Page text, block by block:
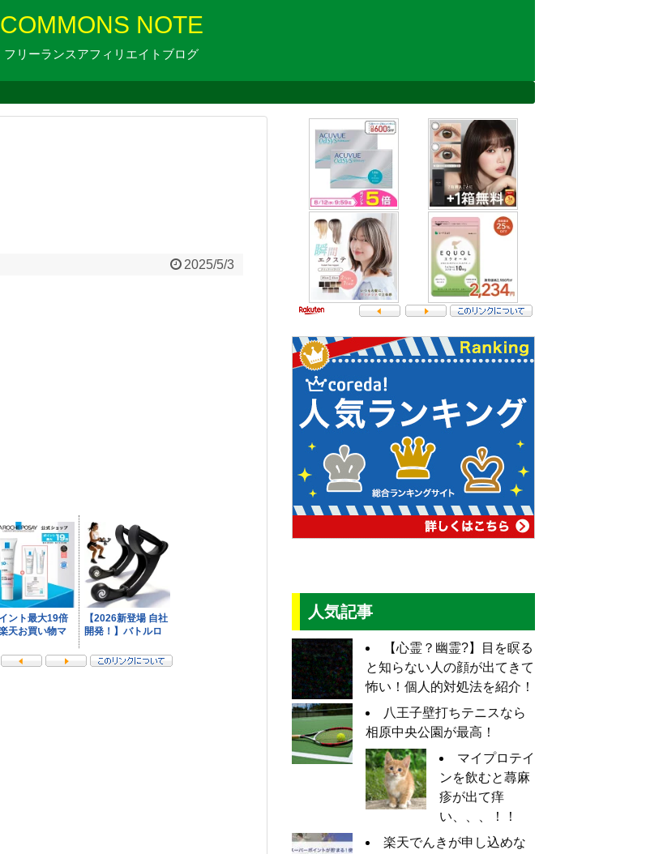
COMMONS NOTE
フリーランスアフィリエイトブログ
2025/5/3
人気記事
【心霊？幽霊?】目を瞑る
と知らない人の顔が出てきて
怖い！個人的対処法を紹介！
八王子壁打ちテニスなら
相原中央公園が最高！
マイプロテイ
ンを飲むと蕁麻
疹が出て痒
い、、、！！
楽天でんきが申し込めな